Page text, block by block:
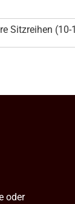
Sitzreihen
oder